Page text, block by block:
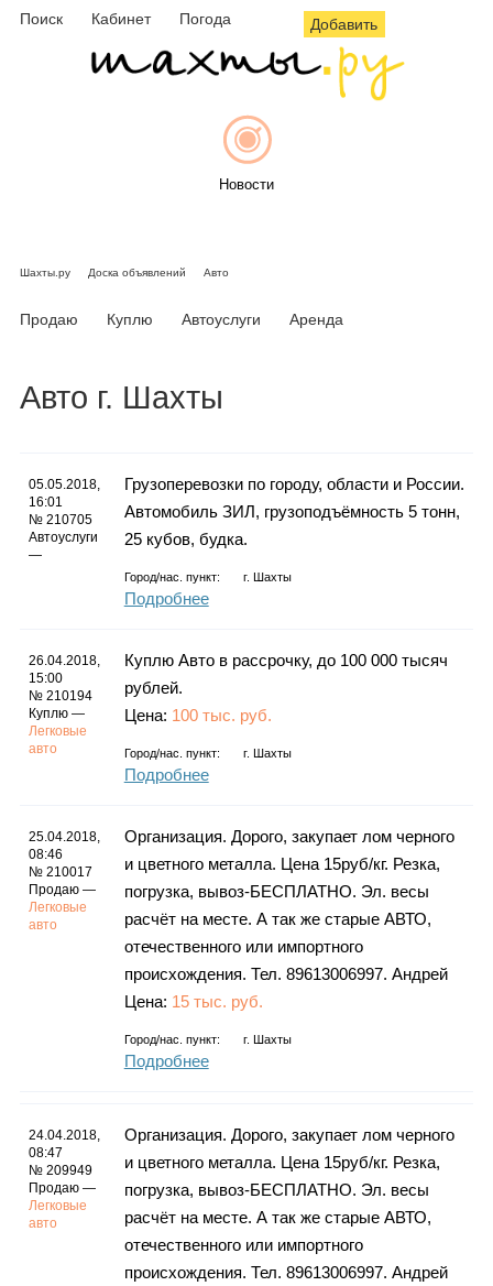
Поиск Кабинет Погода Добавить
Новости
Объявления
Гороскоп
Фотогалерея
Шахты.ру Доска объявлений Авто
Продаю Куплю Автоуслуги Аренда
Авто г. Шахты
05.05.2018,
16:01
№ 210705
Автоуслуги
—
Грузоперевозки по городу, области и России.
Автомобиль ЗИЛ, грузоподъёмность 5 тонн,
25 кубов, будка.
Город/нас. пункт: г. Шахты
Подробнее
26.04.2018,
15:00
№ 210194
Куплю —
Легковые
авто
Куплю Авто в рассрочку, до 100 000 тысяч
рублей.
Цена: 100 тыс. руб.
Город/нас. пункт: г. Шахты
Подробнее
25.04.2018,
08:46
№ 210017
Продаю —
Легковые
авто
Организация. Дорого, закупает лом черного
и цветного металла. Цена 15руб/кг. Резка,
погрузка, вывоз-БЕСПЛАТНО. Эл. весы
расчёт на месте. А так же старые АВТО,
отечественного или импортного
происхождения. Тел. 89613006997. Андрей
Цена: 15 тыс. руб.
Город/нас. пункт: г. Шахты
Подробнее
24.04.2018,
08:47
№ 209949
Продаю —
Легковые
авто
Организация. Дорого, закупает лом черного
и цветного металла. Цена 15руб/кг. Резка,
погрузка, вывоз-БЕСПЛАТНО. Эл. весы
расчёт на месте. А так же старые АВТО,
отечественного или импортного
происхождения. Тел. 89613006997. Андрей